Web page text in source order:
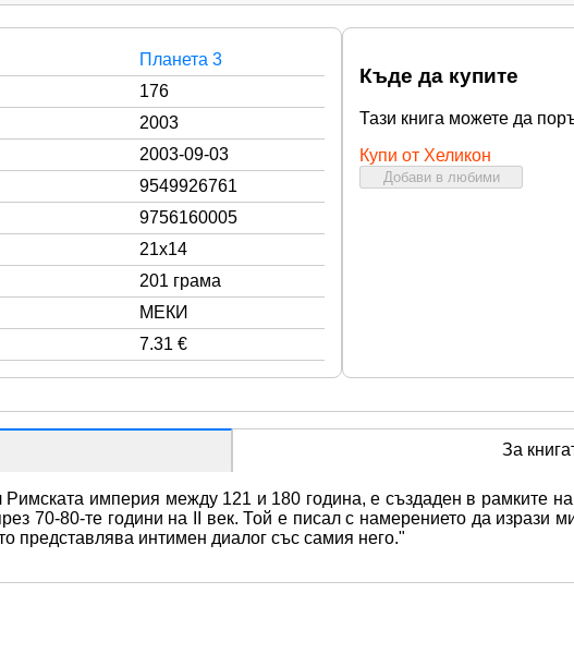
Планета 3
176
2003
2003-09-03
9549926761
9756160005
21x14
201 грама
МЕКИ
7.31 €
Къде да купите
Тази книга можете да
Купи от Хеликон
Добави в любими
За
империя между 121 и 180 година, е създаден в рамките
70-80-те години на II век. Той е писал с намерението да изрази
представлява интимен диалог със самия него."